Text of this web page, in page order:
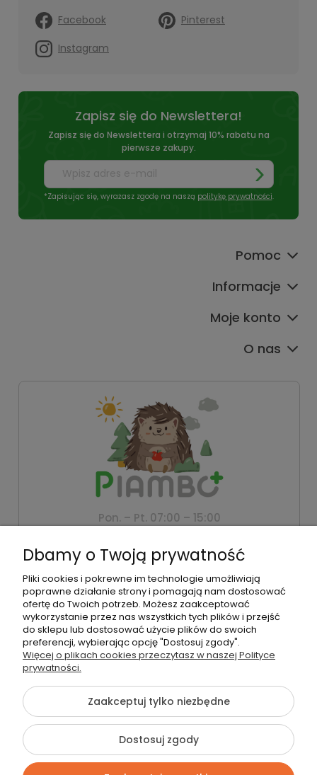
Facebook
Pinterest
Instagram
Zapisz się do Newslettera!
Zapisz się do Newslettera i otrzymaj 10% rabatu na
pierwsze zakupy.
*Zapisując się, wyrażasz zgodę na naszą politykę prywatności.
Pomoc
Informacje
Moje konto
O nas
Pon. – Pt. 07:00 – 15:00
biuro@piambo.pl
Montanus | Piambo - akcesoria dla dzieci i niemowlaków |
Łętownia 585, 34-242 Łętownia | NIP: 5521713745 | REGON:
122493940 | Email:biuro@piambo.pl| Telefon:500 802 805
©2026 Wszelkie Prawa Zastrzeżone | Piambo
Szablon Flex byEcommercy
Pokaż pełną wersję strony
Dbamy o Twoją prywatność
Pliki cookies i pokrewne im technologie umożliwiają
poprawne działanie strony i pomagają nam dostosować
ofertę do Twoich potrzeb. Możesz zaakceptować
wykorzystanie przez nas wszystkich tych plików i przejść
do sklepu lub dostosować użycie plików do swoich
preferencji, wybierając opcję "Dostosuj zgody".
Więcej o plikach cookies przeczytasz w naszej Polityce
prywatności.
Zaakceptuj tylko niezbędne
Dostosuj zgody